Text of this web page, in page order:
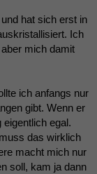
hat sich erst in
Ich
mich damit
ich anfangs nur
gibt. Wenn er
egal.
das wirklich
macht mich nur
soll, kam ja dann